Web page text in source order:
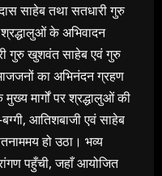
साहेब तथा सतधारी गुरु
श्रद्धालुओं के अभिवादन
गुरु खुशवंत साहेब एवं गुरु
का अभिनंदन ग्रहण
मार्गों पर श्रद्धालुओं की
आतिशबाजी एवं साहेब
हो उठा। भव्य
पहुँची, जहाँ आयोजित